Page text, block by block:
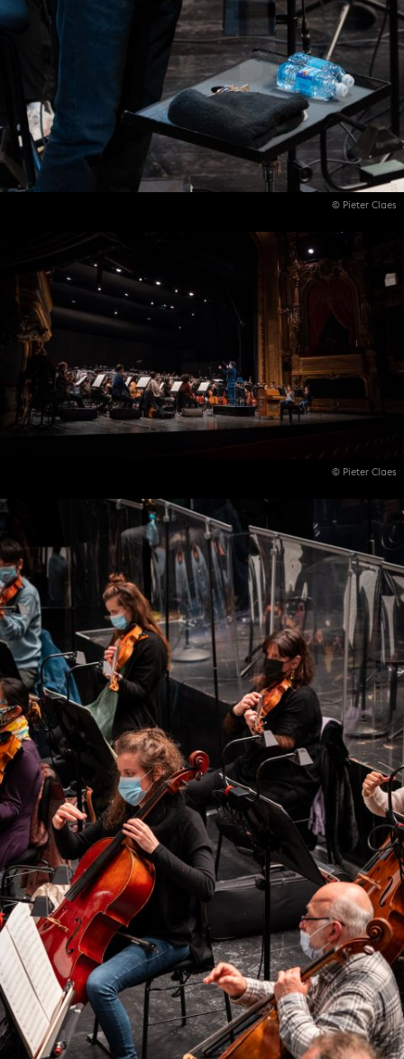
© Pieter Claes
© Pieter Claes